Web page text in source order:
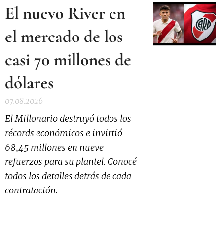
El nuevo River en
el mercado de los
casi 70 millones de
dólares
07.08.2026
El Millonario destruyó todos los
récords económicos e invirtió
68,45 millones en nueve
refuerzos para su plantel. Conocé
todos los detalles detrás de cada
contratación.